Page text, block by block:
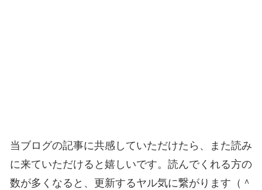
当ブログの記事に共感していただけたら、また読み
に来ていただけると嬉しいです。読んでくれる方の
数が多くなると、更新するヤル気に繋がります（＾